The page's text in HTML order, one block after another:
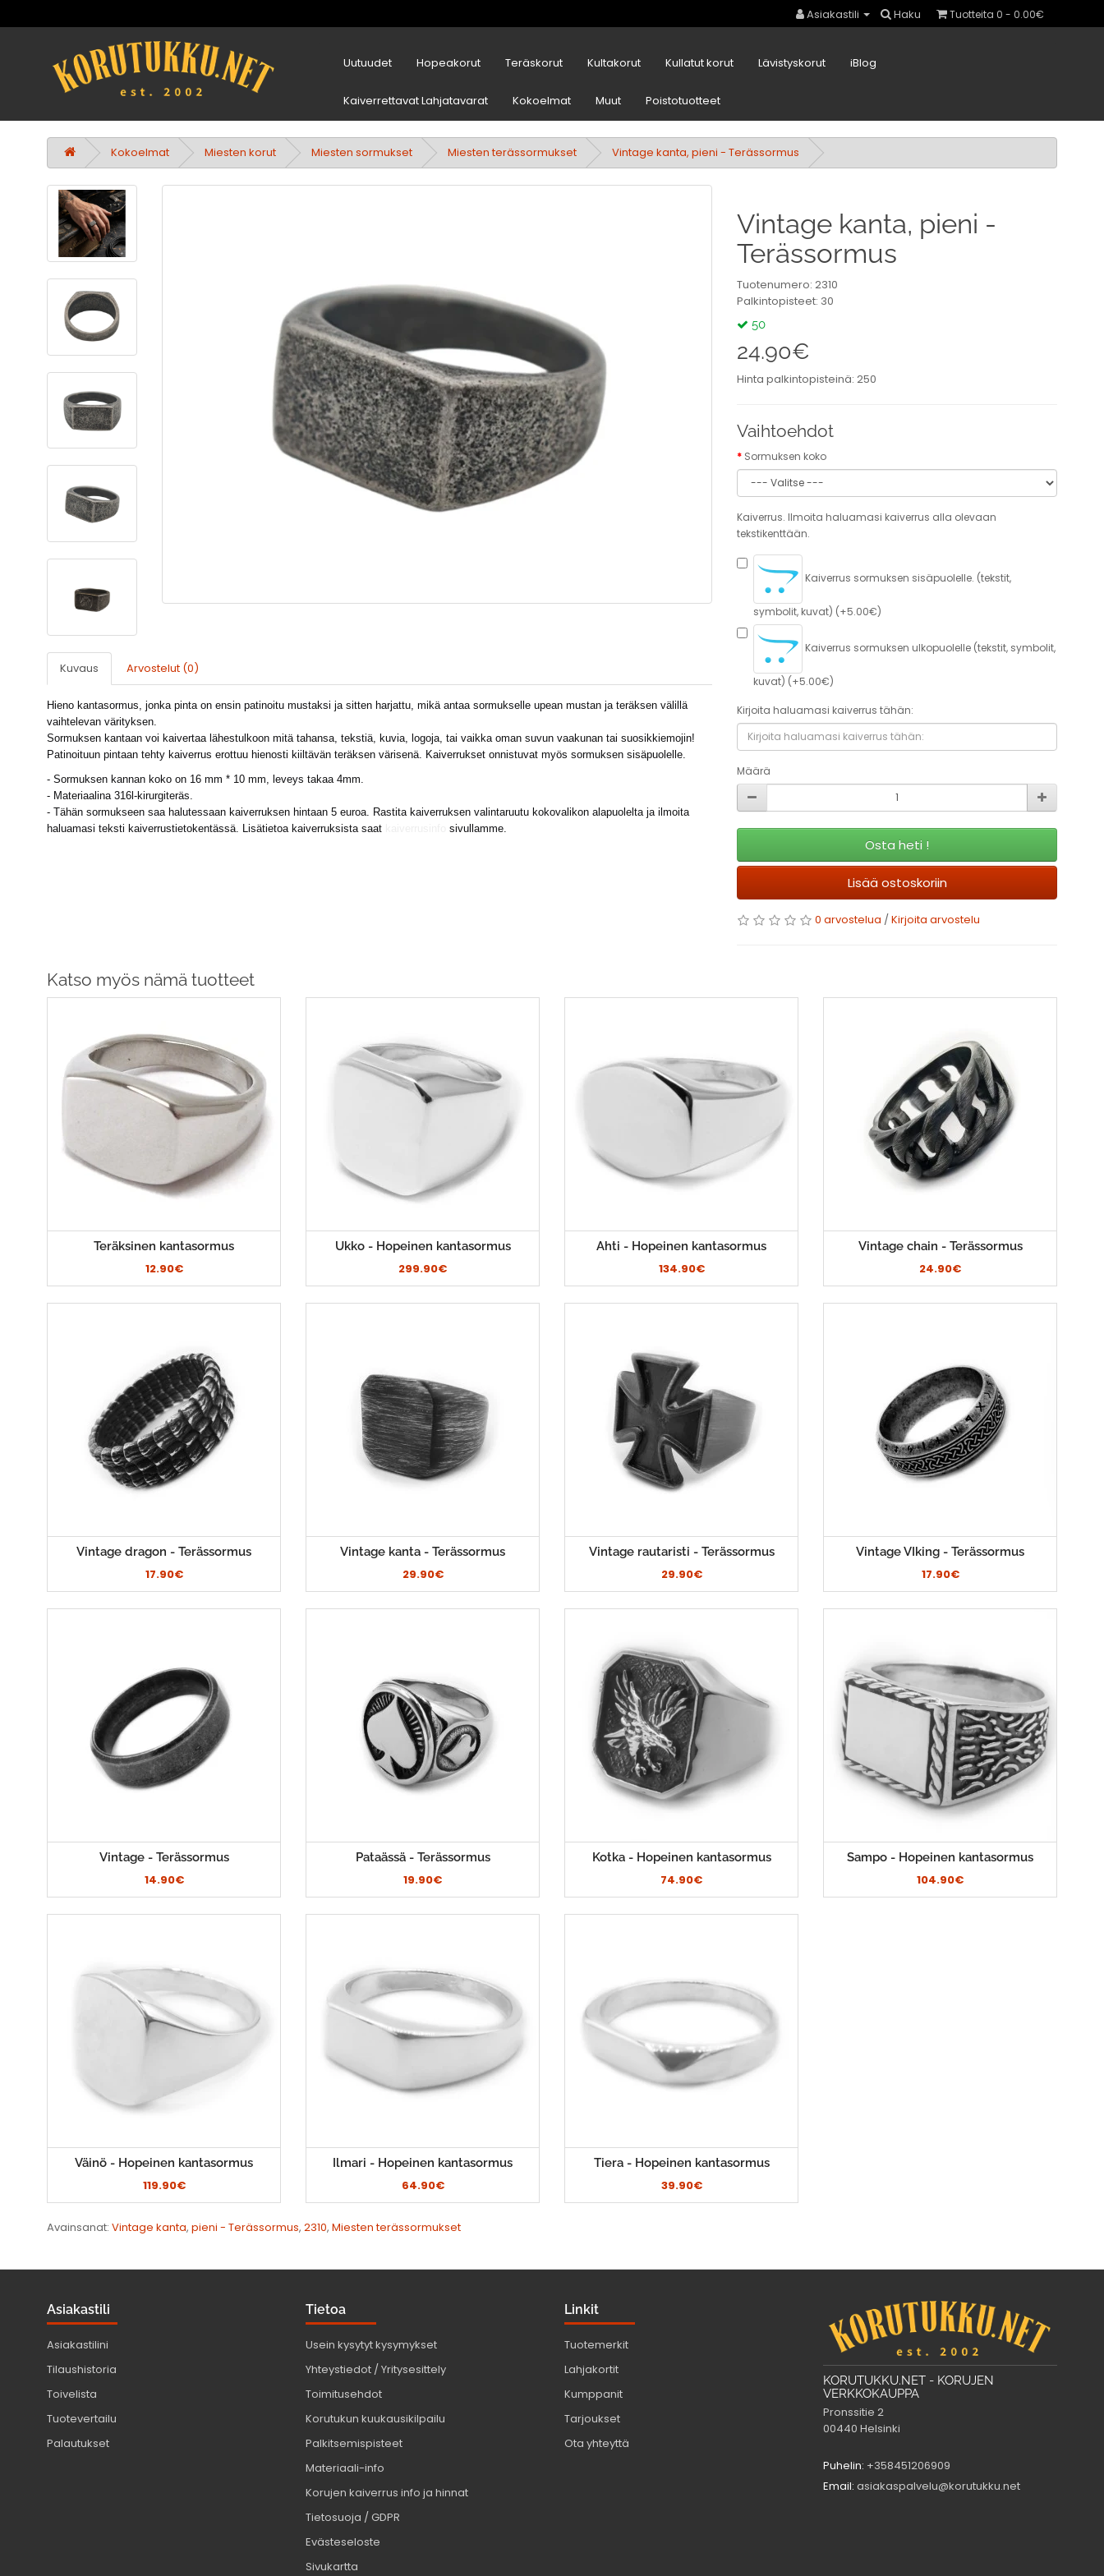
Asiakastili Haku Tuotteita 0 - 0.00€
Uutuudet Hopeakorut Teräskorut Kultakorut Kullatut korut Lävistyskorut iBlog
Kaiverrettavat Lahjatavarat Kokoelmat Muut Poistotuotteet
Kokoelmat Miesten korut Miesten sormukset Miesten terässormukset Vintage kanta, pieni - Terässormus
Kuvaus Arvostelut (0)
Hieno kantasormus, jonka pinta on ensin patinoitu mustaksi ja sitten harjattu, mikä antaa sormukselle upean mustan ja teräksen välillä
vaihtelevan värityksen.
Sormuksen kantaan voi kaivertaa lähestulkoon mitä tahansa, tekstiä, kuvia, logoja, tai vaikka oman suvun vaakunan tai suosikkiemojin!
Patinoituun pintaan tehty kaiverrus erottuu hienosti kiiltävän teräksen värisenä. Kaiverrukset onnistuvat myös sormuksen sisäpuolelle.
- Sormuksen kannan koko on 16 mm * 10 mm, leveys takaa 4mm.
- Materiaalina 316l-kirurgiteräs.
- Tähän sormukseen saa halutessaan kaiverruksen hintaan 5 euroa. Rastita kaiverruksen valintaruutu kokovalikon alapuolelta ja ilmoita
haluamasi teksti kaiverrustietokentässä. Lisätietoa kaiverruksista saat
sivullamme.
Vintage kanta, pieni -
Terässormus
Tuotenumero: 2310
Palkintopisteet: 30
50
24.90€
Hinta palkintopisteinä: 250
Vaihtoehdot
Sormuksen koko
Kaiverrus. Ilmoita haluamasi kaiverrus alla olevaan
tekstikenttään.
Kaiverrus sormuksen sisäpuolelle. (tekstit,
symbolit, kuvat) (+5.00€)
Kaiverrus sormuksen ulkopuolelle (tekstit, symbolit,
kuvat) (+5.00€)
Kirjoita haluamasi kaiverrus tähän:
Määrä
Osta heti !
Lisää ostoskoriin
0 arvostelua / Kirjoita arvostelu
Katso myös nämä tuotteet
Teräksinen kantasormus
12.90€
Ukko - Hopeinen kantasormus
299.90€
Ahti - Hopeinen kantasormus
134.90€
Vintage chain - Terässormus
24.90€
Vintage dragon - Terässormus
17.90€
Vintage kanta - Terässormus
29.90€
Vintage rautaristi - Terässormus
29.90€
Vintage VIking - Terässormus
17.90€
Vintage - Terässormus
14.90€
Pataässä - Terässormus
19.90€
Kotka - Hopeinen kantasormus
74.90€
Sampo - Hopeinen kantasormus
104.90€
Väinö - Hopeinen kantasormus
119.90€
Ilmari - Hopeinen kantasormus
64.90€
Tiera - Hopeinen kantasormus
39.90€
Avainsanat: Vintage kanta, pieni - Terässormus, 2310, Miesten terässormukset
Asiakastili
Asiakastilini
Tilaushistoria
Toivelista
Tuotevertailu
Palautukset
Tietoa
Usein kysytyt kysymykset
Yhteystiedot / Yritysesittely
Toimitusehdot
Korutukun kuukausikilpailu
Palkitsemispisteet
Materiaali-info
Korujen kaiverrus info ja hinnat
Tietosuoja / GDPR
Evästeseloste
Sivukartta
Linkit
Tuotemerkit
Lahjakortit
Kumppanit
Tarjoukset
Ota yhteyttä
KORUTUKKU.NET - KORUJEN
VERKKOKAUPPA
Pronssitie 2
00440 Helsinki
Puhelin: +358451206909
Email: asiakaspalvelu@korutukku.net